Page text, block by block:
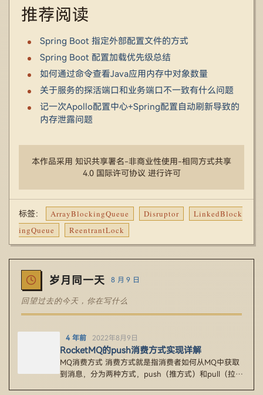
推荐阅读
Spring Boot 指定外部配置文件的方式
Spring Boot 配置加载优先级总结
如何通过命令查看Java应用内存中对象数量
关于服务的探活端口和业务端口不一致有什么问题
记一次Apollo配置中心+Spring配置自动刷新导致的
内存泄露问题
本作品采用 知识共享署名-非商业性使用-相同方式共享
4.0 国际许可协议 进行许可
标签： ArrayBlockingQueue Disruptor
LinkedBlock
ingQueue
ReentrantLock
岁月同一天 8 月 9 日
回望过去的今天，你在写什么
4 年前 2022年8月9日
RocketMQ的push消费方式实现详解
MQ消费方式 消费方式就是指消费者如何从MQ中获取
到消息，分为两种方式，push（推方式）和pull（拉方